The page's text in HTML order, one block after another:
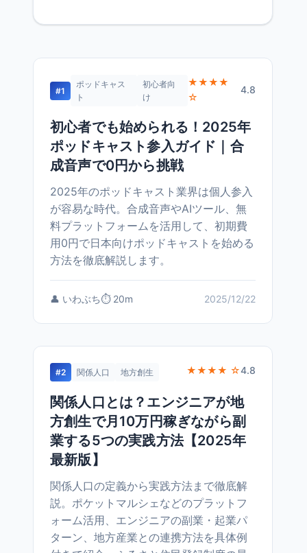
#1
ポッドキャス
ト
初心者向
け
★★★★
☆
4.8
初心者でも始められる！2025年
ポッドキャスト参入ガイド｜合
成音声で0円から挑戦
2025年のポッドキャスト業界は個人参入
が容易な時代。合成音声やAIツール、無
料プラットフォームを活用して、初期費
用0円で日本向けポッドキャストを始める
方法を徹底解説します。
👤 いわぶち⏱️ 20m 2025/12/22
#2 関係人口 地方創生 ★★★★ ☆4.8
関係人口とは？エンジニアが地
方創生で月10万円稼ぎながら副
業する5つの実践方法【2025年
最新版】
関係人口の定義から実践方法まで徹底解
説。ポケットマルシェなどのプラットフ
ォーム活用、エンジニアの副業・起業パ
ターン、地方産業との連携方法を具体例